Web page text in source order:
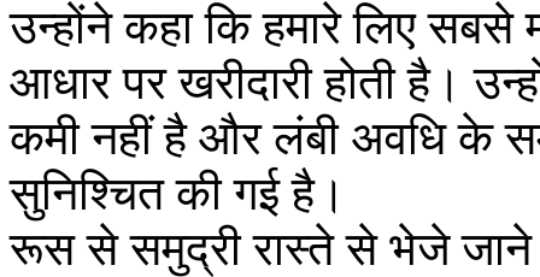
उन्होंने कहा कि हमारे लिए सबसे
आधार पर खरीदारी होती है।
कमी नहीं है और लंबी अवधि के
सुनिश्चित की गई है।
रूस से समुद्री रास्ते से भेजे जाने